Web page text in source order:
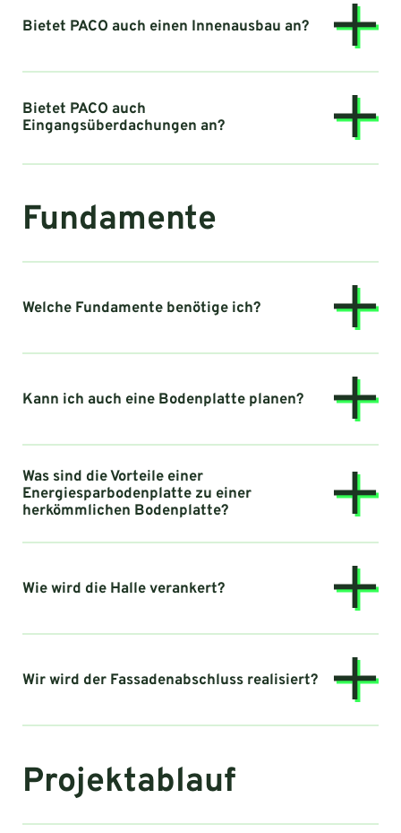
Bietet PACO auch einen Innenausbau an?
Bietet PACO auch
Eingangsüberdachungen an?
Fundamente
Welche Fundamente benötige ich?
Kann ich auch eine Bodenplatte planen?
Was sind die Vorteile einer
Energiesparbodenplatte zu einer
herkömmlichen Bodenplatte?
Wie wird die Halle verankert?
Wir wird der Fassadenabschluss realisiert?
Projektablauf